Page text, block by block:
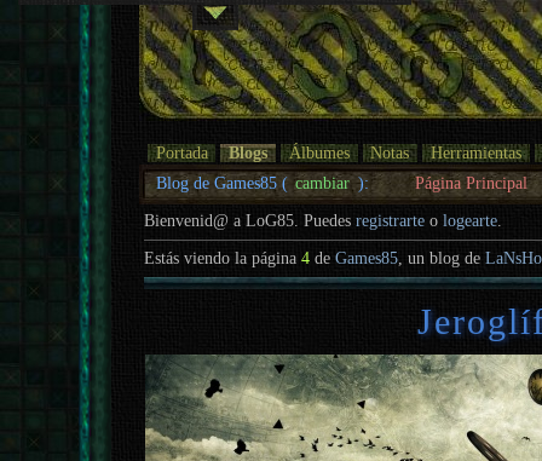
Portada Blogs Álbumes Notas
Herramientas
Blog de Games85 ( cambiar ): Página Principal
Bienvenid@ a LoG85. Puedesregistrarte ologearte.
Estás viendo la página4 deGames85 , un blog de